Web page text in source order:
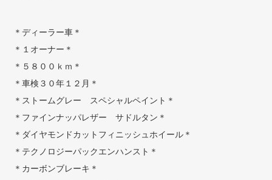
＊ディーラー車＊
＊１オーナー＊
＊５８００ｋｍ＊
＊車検３０年１２月＊
＊ストームグレー スペシャルペイント＊
＊ファインナッパレザー サドルタン＊
＊ダイヤモンドカットフィニッシュホイール＊
＊テクノロジーパックエンハンスト＊
＊カーボンブレーキ＊